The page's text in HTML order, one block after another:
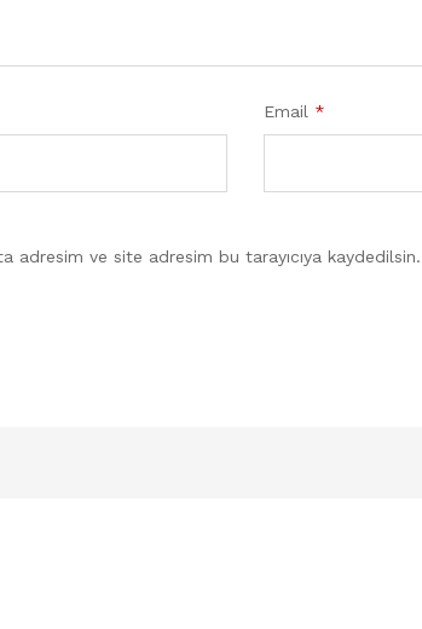
Email *
adresim ve site adresim bu tarayıcıya kaydedilsin.